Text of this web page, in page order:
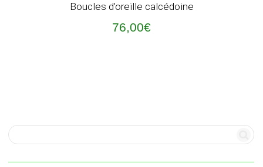
Boucles d’oreille calcédoine
76,00€